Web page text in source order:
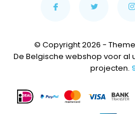
© Copyright 2026 -
De Belgische webshop voor
projecten.